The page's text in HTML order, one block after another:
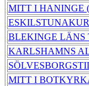
MITT I HANINGE
BLEKINGE LÄNS
KARLSHAMNS
MITT I